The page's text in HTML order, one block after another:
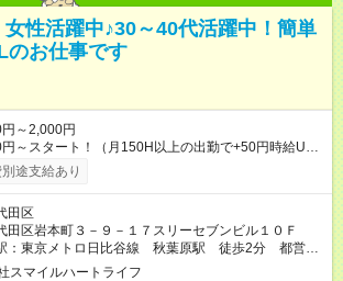
女性活躍中♪30～40代活躍中！簡単
のお仕事です
～2,000円
～スタート！（月150H以上の出勤で+50円時給UP
じた上乗せ時給 ※時給変動制 ＋ インセンティ
：時給1,400円 ■月間
給1,500円 ■月間契約16件：時給1,600円 <インセ
度> 自分が資料送付したお客様から契約になると.....
円 ■20件契約で40,000円 【試用期間】試用
途支給あり
田区
田区岩本町３－９－１７スリーセブンビル１０Ｆ
駅：東京メトロ日比谷線 秋葉原駅 徒歩2分 都営新
町駅 徒歩1分 山手線 神田駅 徒歩8分）
スマイルハートライフ